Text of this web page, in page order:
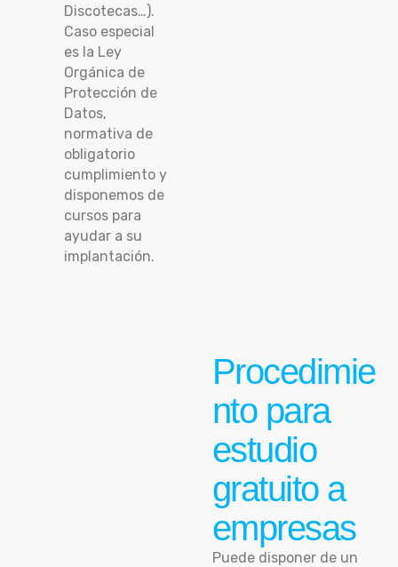
Discotecas…).
Caso especial
es la Ley
Orgánica de
Protección de
Datos,
normativa de
obligatorio
cumplimiento y
disponemos de
cursos para
ayudar a su
implantación.
Procedimie
nto para
estudio
gratuito a
empresas
Puede disponer de un